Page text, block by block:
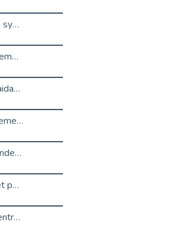
21 Mars : Plus qu’un symbole, un engagement pour l’inclusion
Décret de renouvellement de l'aide aux employeurs d'apprentis
Développer la pair-aidance en santé mentale : guide pour les employeurs
DOETH 2026 : lancement de la campagne pour les employeurs publics
Troubles DYS et monde du travail : mieux comprendre pour mieux accompagner _ vidéo
Employeurs privés et publics : vigilance face aux démarchages liés à l’OETH en 2026
Handicap auditif en entreprise, aménagements pour sécuriser la communication - vidéo